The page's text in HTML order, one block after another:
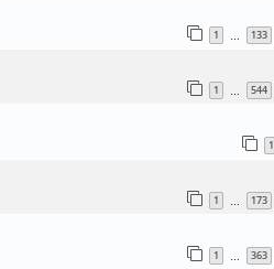
1 133
1 544
1
1 173
1 363